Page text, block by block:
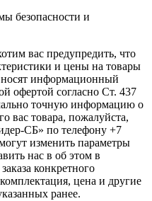
безопасности и
вас предупредить, что
и цены на товары
информационный
офертой согласно Ст. 437
точную информацию о
вас товара, пожалуйста,
СБ» по телефону +7
изменить параметры
нас в об этом в
конкретного
цена и другие
ранее.